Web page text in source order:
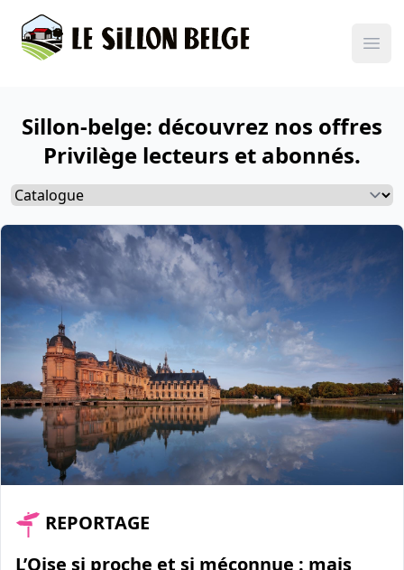
Sillon-belge: découvrez nos offres
Privilège lecteurs et abonnés.
Select a tab
REPORTAGE
L’Oise si proche et si méconnue : mais